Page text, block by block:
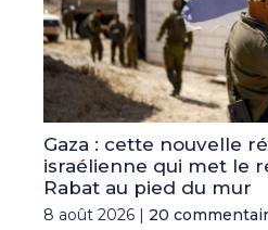
Gaza : cette nouvelle
israélienne qui met le
Rabat au pied du mur
8 août 2026 | 20